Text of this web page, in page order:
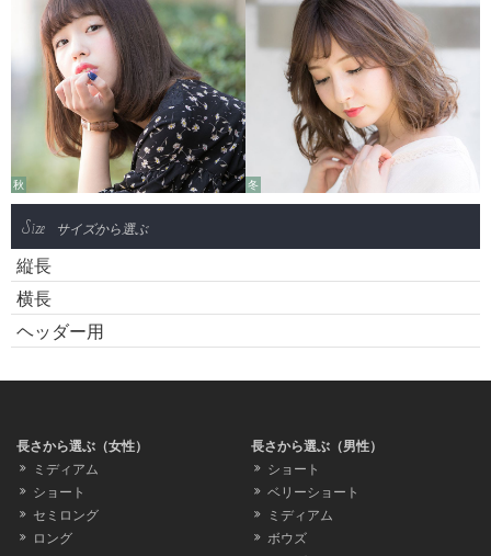
秋 冬
Size サイズから選ぶ
縦長
横長
ヘッダー用
長さから選ぶ（女性）
ミディアム
ショート
セミロング
ロング
長さから選ぶ（男性）
ショート
ベリーショート
ミディアム
ボウズ